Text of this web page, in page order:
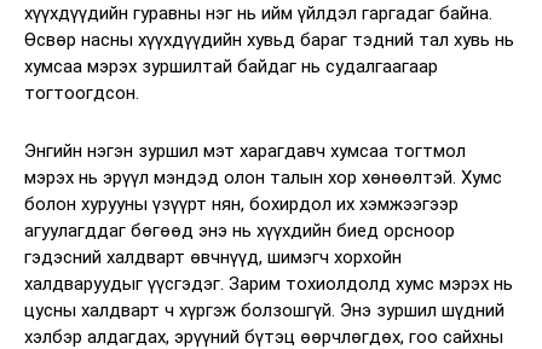
хүүхдүүдийн гуравны нэг нь ийм үйлдэл гаргадаг байна.
Өсвөр насны хүүхдүүдийн хувьд бараг тэдний тал хувь нь
хумсаа мэрэх зуршилтай байдаг нь судалгаагаар
тогтоогдсон.
Энгийн нэгэн зуршил мэт харагдавч хумсаа тогтмол
мэрэх нь эрүүл мэндэд олон талын хор хөнөөлтэй. Хумс
болон хурууны үзүүрт нян, бохирдол их хэмжээгээр
агуулагддаг бөгөөд энэ нь хүүхдийн биед орсноор
гэдэсний халдварт өвчнүүд, шимэгч хорхойн
халдваруудыг үүсгэдэг. Зарим тохиолдолд хумс мэрэх нь
цусны халдварт ч хүргэж болзошгүй. Энэ зуршил шүдний
хэлбэр алдагдах, эрүүний бүтэц өөрчлөгдөх, гоо сайхны